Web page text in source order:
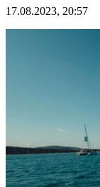
17.08.2023, 20:57